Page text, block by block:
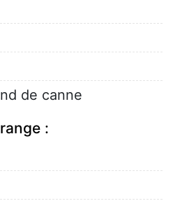
de canne
: